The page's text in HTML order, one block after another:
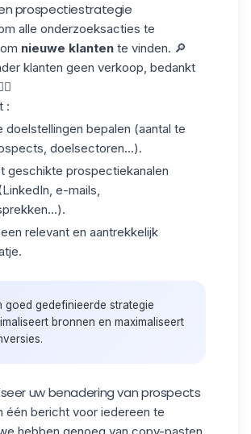
prospectiestrategie
alle onderzoeksacties te
nieuwe klanten te vinden. 🔎
klanten geen verkoop, bedankt
:
doelstellingen bepalen (aantal te
doelsectoren...).
geschikte prospectiekanalen
e-mails,
relevant en aantrekkelijk
goed gedefinieerde strategie
bronnen en maximaliseert
uw benadering van prospects
één bericht voor iedereen te
hebben genoeg van copy-pasten,